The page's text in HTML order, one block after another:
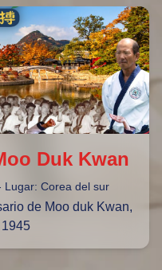
Duk Kwan
Lugar: Corea del sur
de Moo duk Kwan,